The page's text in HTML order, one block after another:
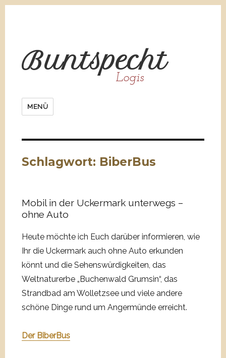
Buntspecht
Logis
MENÜ
Schlagwort: BiberBus
Mobil in der Uckermark unterwegs –
ohne Auto
Heute möchte ich Euch darüber informieren, wie
Ihr die Uckermark auch ohne Auto erkunden
könnt und die Sehenswürdigkeiten, das
Weltnaturerbe „Buchenwald Grumsin“, das
Strandbad am Wolletzsee und viele andere
schöne Dinge rund um Angermünde erreicht.
Der BiberBus